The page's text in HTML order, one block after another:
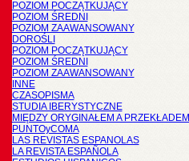
POZIOM POCZĄTKUJĄCY
POZIOM ŚREDNI
POZIOM ZAAWANSOWANY
DOROŚLI
POZIOM POCZĄTKUJĄCY
POZIOM ŚREDNI
POZIOM ZAAWANSOWANY
INNE
CZASOPISMA
STUDIA IBERYSTYCZNE
MIĘDZY ORYGINAŁEM A PRZEKŁADEM
PUNTOyCOMA
LAS REVISTAS ESPANOLAS
LA REVISTA ESPAÑOLA